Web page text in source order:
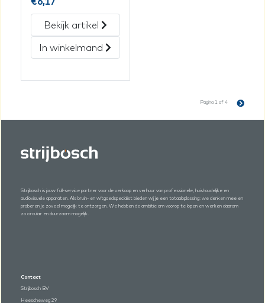
Bekijk artikel
In winkelmand
Pagina 1 of 4
Strijbosch is jouw full-service partner voor de verkoop en verhuur van professionele, huishoudelijke en
audiovisuele apparaten. Als bruin- en witgoedspecialist bieden wij je een totaaloplossing: we denken mee en
proberen je zoveel mogelijk te ontzorgen. We hebben de ambitie om voorop te lopen en werken daarom
zo circulair en duurzaam mogelijk.
Contact
Strijbosch BV
Heescheweg 29